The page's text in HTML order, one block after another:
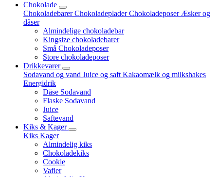
Chokolade
ChokoladebarerChokoladepladerChokoladeposer Æsker og
dåser
Almindelige chokoladebar
Kingsize chokoladebarer
Små Chokoladeposer
Store chokoladeposer
Drikkevarer
Sodavand og vand Juice og saft Kakaomælk og milkshakes
Energidrik
Dåse Sodavand
Flaske Sodavand
Juice
Saftevand
Kiks & Kager
Kiks Kager
Almindelig kiks
Chokoladekiks
Cookie
Vafler